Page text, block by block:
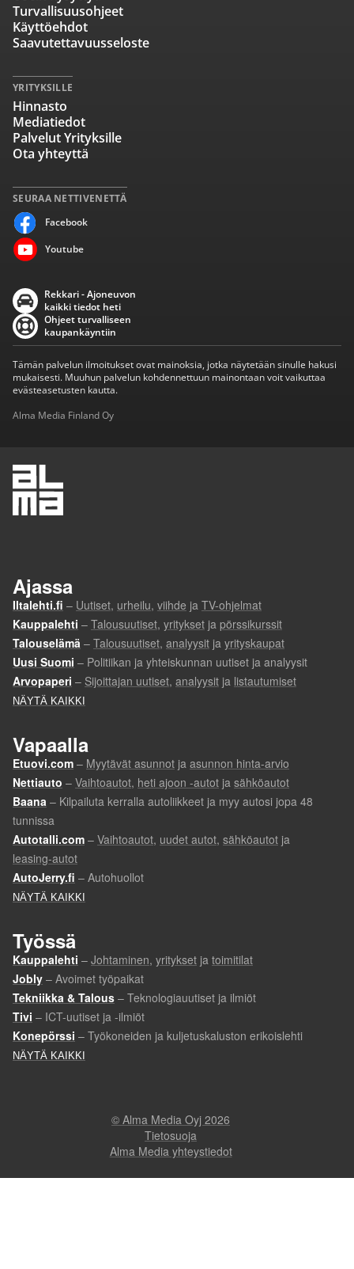
SEURAA NETTIVENETTÄ
Facebook
Youtube
Turvallisuusohjeet
Käyttöehdot
Saavutettavuusseloste
YRITYKSILLE
Hinnasto
Mediatiedot
Palvelut Yrityksille
Ota yhteyttä
Rekkari - Ajoneuvon
kaikki tiedot heti
Ohjeet turvalliseen
kaupankäyntiin
Tämän palvelun ilmoitukset ovat mainoksia, jotka näytetään sinulle hakusi
mukaisesti. Muuhun palvelun kohdennettuun mainontaan voit vaikuttaa
evästeasetusten kautta.
Alma Media Finland Oy